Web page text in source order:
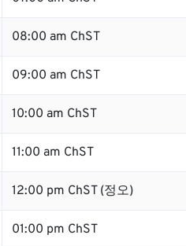
08:00 am ChST
09:00 am ChST
10:00 am ChST
11:00 am ChST
12:00 pm ChST (정오)
01:00 pm ChST